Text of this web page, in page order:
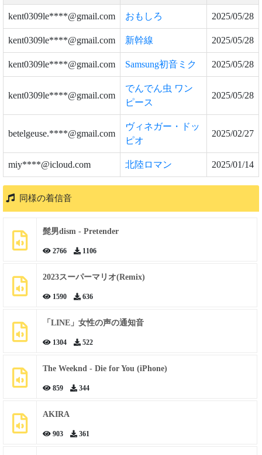
kent0309le****@gmail.com おもしろ 2025/05/28
kent0309le****@gmail.com 新幹線 2025/05/28
kent0309le****@gmail.com Samsung初音ミク 2025/05/28
kent0309le****@gmail.com
でんでん虫 ワン
ピース
2025/05/28
betelgeuse.****@gmail.com
ヴィネガー・ドッ
ピオ
2025/02/27
miy****@icloud.com 北陸ロマン 2025/01/14
同様の着信音
髭男dism - Pretender
2766 1106
2023スーパーマリオ(Remix)
1590 636
「LINE」女性の声の通知音
1304 522
The Weeknd - Die for You (iPhone)
859 344
AKIRA
903 361